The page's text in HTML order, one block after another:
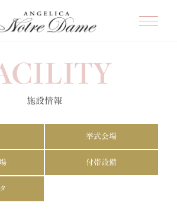
施設情報
挙式会場
付帯設備